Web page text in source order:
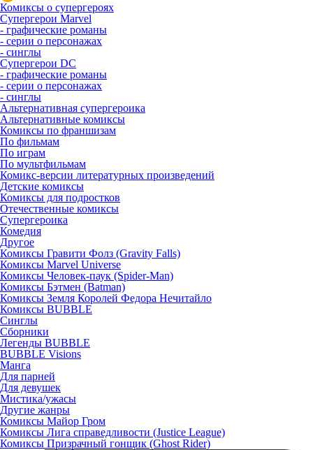
Комиксы о супергероях
Супергерои Marvel
- графические романы
- серии о персонажах
- синглы
Супергерои DC
- графические романы
- серии о персонажах
- синглы
Альтернативная супергероика
Альтернативные комиксы
Комиксы по франшизам
По фильмам
По играм
По мультфильмам
Комикс-версии литературных произведений
Детские комиксы
Комиксы для подростков
Отечественные комиксы
Супергероика
Комедия
Другое
Комиксы Гравити Фолз (Gravity Falls)
Комиксы Marvel Universe
Комиксы Человек-паук (Spider-Man)
Комиксы Бэтмен (Batman)
Комиксы Земля Королей Федора Нечитайло
Комиксы BUBBLE
Синглы
Сборники
Легенды BUBBLE
BUBBLE Visions
Манга
Для парней
Для девушек
Мистика/ужасы
Другие жанры
Комиксы Майор Гром
Комиксы Лига справедливости (Justice League)
Комиксы Призрачный гонщик (Ghost Rider)